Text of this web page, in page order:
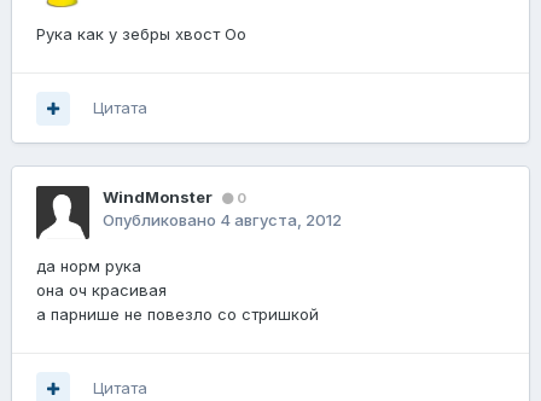
Рука как у зебры хвост Оо
Цитата
WindMonster 0
Опубликовано 4 августа, 2012
да норм рука
она оч красивая
а парнише не повезло со стришкой
Цитата